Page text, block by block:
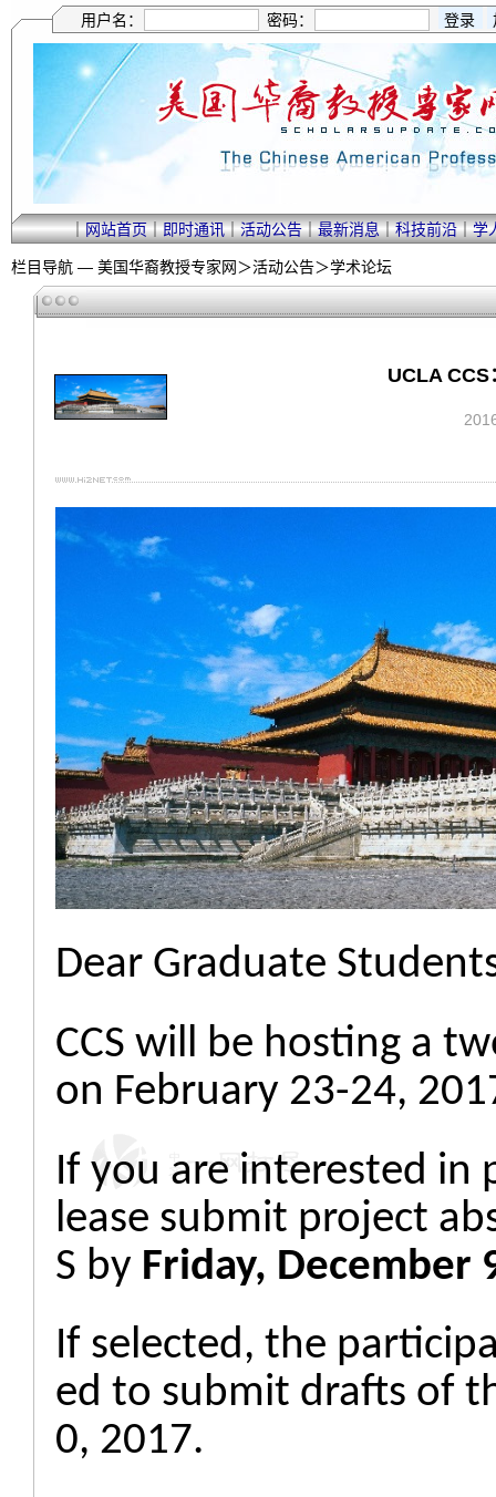
用户名： 密码：
｜网站首页｜即时通讯｜活动公告｜最新消息｜科技前沿｜学
栏目导航 — 美国华裔教授专家网＞活动公告＞学术论坛
UCLA
Dear Graduate
CCS will be hosting a
on February 23-24,
If you are interested in
lease submit project
S by Friday, December
If selected, the
ed to submit drafts of
0, 2017.